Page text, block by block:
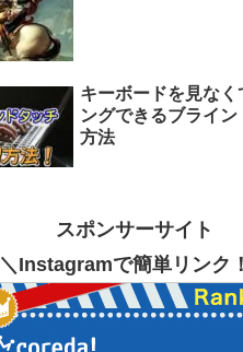
キーボードを見なく
ングできるブライ
方法
スポンサーサイト
＼Instagramで簡単リンク